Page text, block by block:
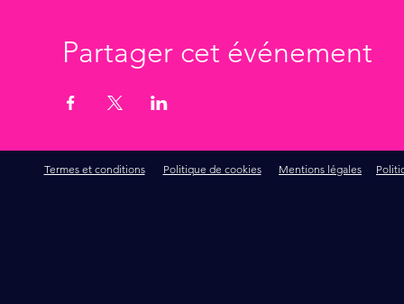
Partager cet événement
Termes et conditions Politique de cookies Mentions légales